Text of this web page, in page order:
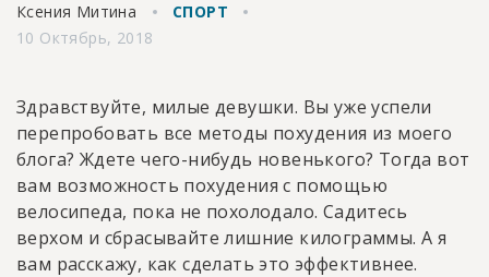
Ксения Митина
СПОРТ
10 Октябрь, 2018
Здравствуйте, милые девушки. Вы уже успели
перепробовать все методы похудения из моего
блога? Ждете чего-нибудь новенького? Тогда вот
вам возможность похудения с помощью
велосипеда, пока не похолодало. Садитесь
верхом и сбрасывайте лишние килограммы. А я
вам расскажу, как сделать это эффективнее.